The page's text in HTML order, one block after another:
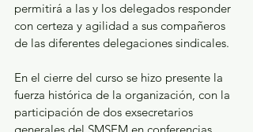
permitirá a las y los delegados responder
con certeza y agilidad a sus compañeros
de las diferentes delegaciones sindicales.
En el cierre del curso se hizo presente la
fuerza histórica de la organización, con la
participación de dos exsecretarios